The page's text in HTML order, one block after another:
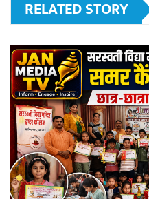
RELATED STORY